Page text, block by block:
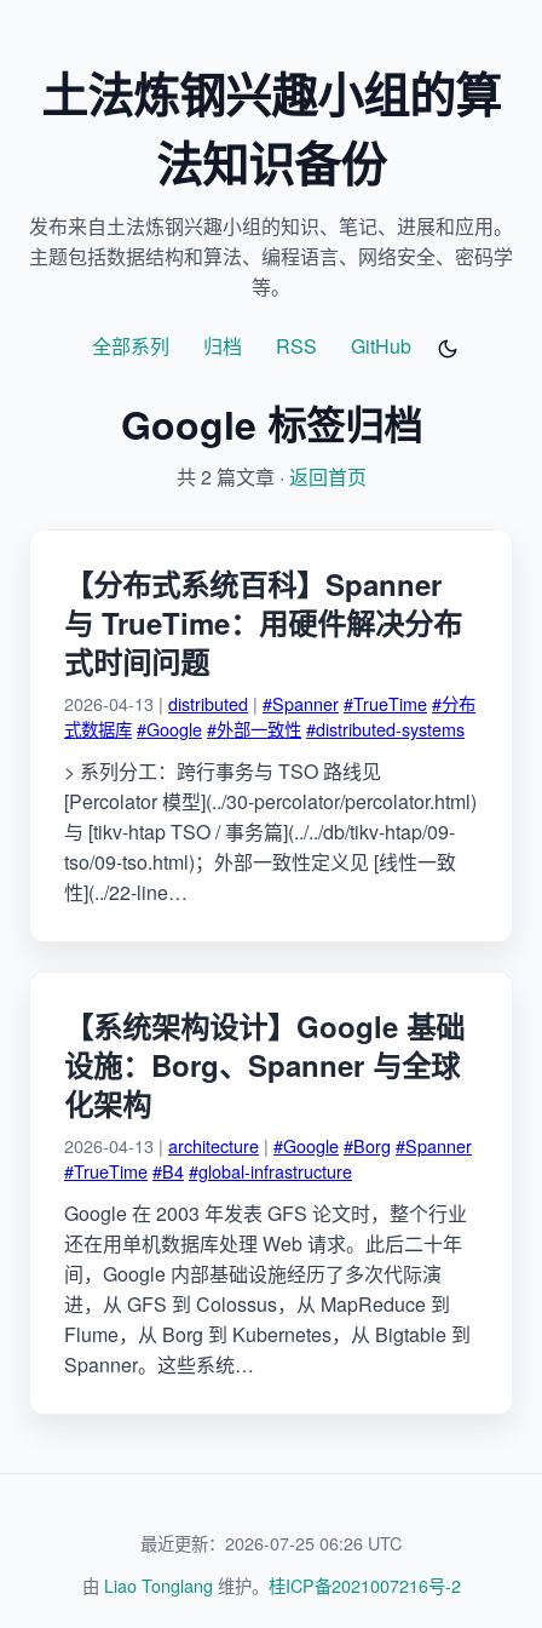
土法炼钢兴趣小组的算
法知识备份
发布来自土法炼钢兴趣小组的知识、笔记、进展和应用。
主题包括数据结构和算法、编程语言、网络安全、密码学
等。
全部系列 归档 RSS GitHub
Google 标签归档
共 2 篇文章 · 返回首页
【分布式系统百科】Spanner
与 TrueTime：用硬件解决分布
式时间问题
2026-04-13 | distributed | #Spanner#TrueTime#分布
式数据库#Google#外部一致性#distributed-systems
> 系列分工：跨行事务与 TSO 路线见
[Percolator 模型](../30-percolator/percolator.html)
与 [tikv-htap TSO / 事务篇](../../db/tikv-htap/09-
tso/09-tso.html)；外部一致性定义见 [线性一致
性](../22-line…
【系统架构设计】Google 基础
设施：Borg、Spanner 与全球
化架构
2026-04-13 | architecture | #Google#Borg #Spanner
#TrueTime#B4#global-infrastructure
Google 在 2003 年发表 GFS 论文时，整个行业
还在用单机数据库处理 Web 请求。此后二十年
间，Google 内部基础设施经历了多次代际演
进，从 GFS 到 Colossus，从 MapReduce 到
Flume，从 Borg 到 Kubernetes，从 Bigtable 到
Spanner。这些系统…
最近更新：2026-07-25 06:26 UTC
由 Liao Tonglang 维护。 桂ICP备2021007216号-2